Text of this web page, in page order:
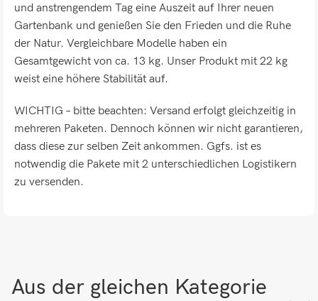
und anstrengendem Tag eine Auszeit auf Ihrer neuen
Gartenbank und genießen Sie den Frieden und die Ruhe
der Natur. Vergleichbare Modelle haben ein
Gesamtgewicht von ca. 13 kg. Unser Produkt mit 22 kg
weist eine höhere Stabilität auf.
WICHTIG – bitte beachten: Versand erfolgt gleichzeitig in
mehreren Paketen. Dennoch können wir nicht garantieren,
dass diese zur selben Zeit ankommen. Ggfs. ist es
notwendig die Pakete mit 2 unterschiedlichen Logistikern
zu versenden.
Aus der gleichen Kategorie